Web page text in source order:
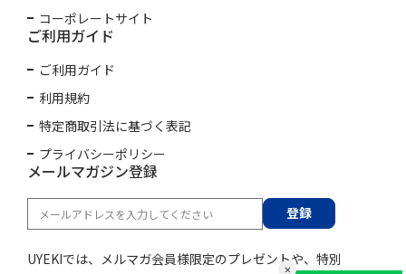
コーポレートサイト
ご利用ガイド
ご利用ガイド
利用規約
特定商取引法に基づく表記
プライバシーポリシー
メールマガジン登録
登録
UYEKIでは、メルマガ会員様限定のプレゼントや、特別